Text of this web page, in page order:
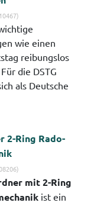
wie einen
reibungslos
die DSTG
als Deutsche
2-Ring Rado-
mit 2-Ring
ist ein